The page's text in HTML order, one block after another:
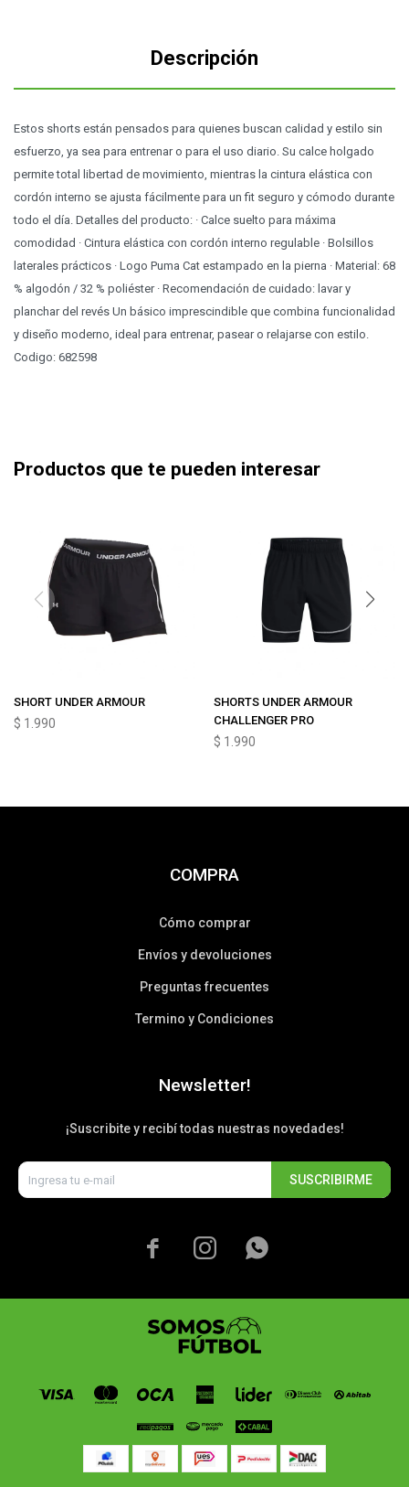
Descripción
Estos shorts están pensados para quienes buscan calidad y estilo sin
esfuerzo, ya sea para entrenar o para el uso diario. Su calce holgado
permite total libertad de movimiento, mientras la cintura elástica con
cordón interno se ajusta fácilmente para un fit seguro y cómodo durante
todo el día. Detalles del producto: · Calce suelto para máxima
comodidad · Cintura elástica con cordón interno regulable · Bolsillos
laterales prácticos · Logo Puma Cat estampado en la pierna · Material: 68
% algodón / 32 % poliéster · Recomendación de cuidado: lavar y
planchar del revés Un básico imprescindible que combina funcionalidad
y diseño moderno, ideal para entrenar, pasear o relajarse con estilo.
Codigo: 682598
Productos que te pueden interesar
SHORT UNDER ARMOUR
$ 1.990
SHORTS UNDER ARMOUR
CHALLENGER PRO
$ 1.990
COMPRA
Cómo comprar
Envíos y devoluciones
Preguntas frecuentes
Termino y Condiciones
Newsletter!
¡Suscribite y recibí todas nuestras novedades!
SUSCRIBIRME
  